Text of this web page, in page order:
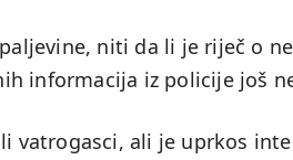
niti da li je riječ o
informacija iz policije još
vatrogasci, ali je uprkos